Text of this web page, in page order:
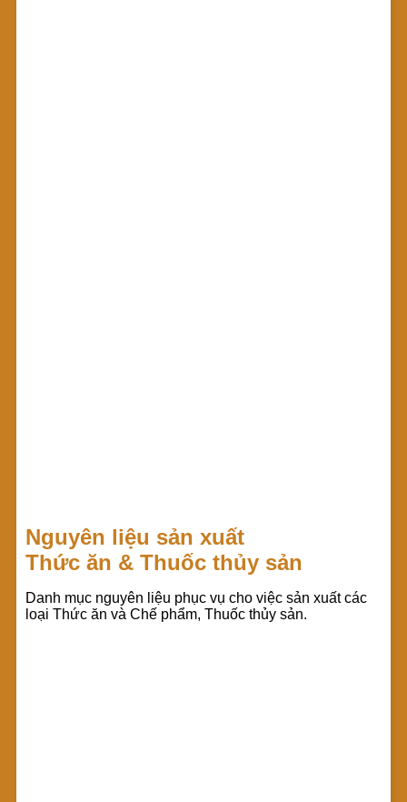
Nguyên liệu sản xuất
Thức ăn & Thuốc thủy sản
Danh mục nguyên liệu phục vụ cho việc sản xuất các
loại Thức ăn và Chế phẩm, Thuốc thủy sản.